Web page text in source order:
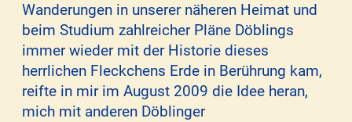
Wanderungen in unserer näheren Heimat und
beim Studium zahlreicher Pläne Döblings
immer wieder mit der Historie dieses
herrlichen Fleckchens Erde in Berührung kam,
reifte in mir im August 2009 die Idee heran,
mich mit anderen Döblinger